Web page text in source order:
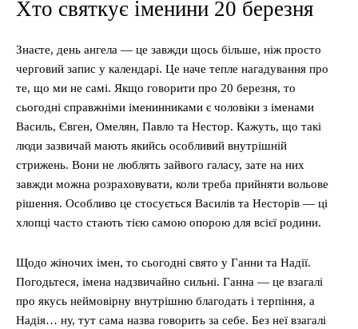
Хто святкує іменини 20 березня
Знаєте, день ангела — це завжди щось більше, ніж просто
черговий запис у календарі. Це наче тепле нагадування про
те, що ми не самі. Якщо говорити про 20 березня, то
сьогодні справжніми іменинниками є чоловіки з іменами
Василь, Євген, Омелян, Павло та Нестор. Кажуть, що такі
люди зазвичай мають якийсь особливий внутрішній
стрижень. Вони не люблять зайвого галасу, зате на них
завжди можна розраховувати, коли треба прийняти вольове
рішення. Особливо це стосується Василів та Несторів — ці
хлопці часто стають тією самою опорою для всієї родини.
Щодо жіночих імен, то сьогодні свято у Ганни та Надії.
Погодьтеся, імена надзвичайно сильні. Ганна — це взагалі
про якусь неймовірну внутрішню благодать і терпіння, а
Надія… ну, тут сама назва говорить за себе. Без неї взагалі